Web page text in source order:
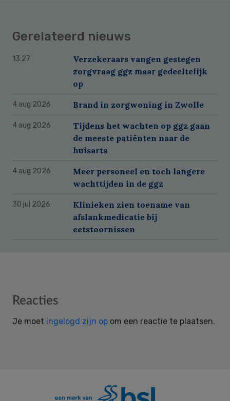
Gerelateerd nieuws
13:27
Verzekeraars vangen gestegen
zorgvraag ggz maar gedeeltelijk
op
4 aug 2026 Brand in zorgwoning in Zwolle
4 aug 2026
Tijdens het wachten op ggz gaan
de meeste patiënten naar de
huisarts
4 aug 2026
Meer personeel en toch langere
wachttijden in de ggz
30 jul 2026
Klinieken zien toename van
afslankmedicatie bij
eetstoornissen
Reader
Reacties
Je moet ingelogd zijn op om een reactie te plaatsen.